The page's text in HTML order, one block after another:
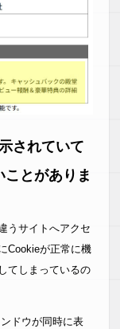
されていて
ことがありま
うサイトへアクセ
Cookieが正常に機
てしまっているの
ドウが同時に表